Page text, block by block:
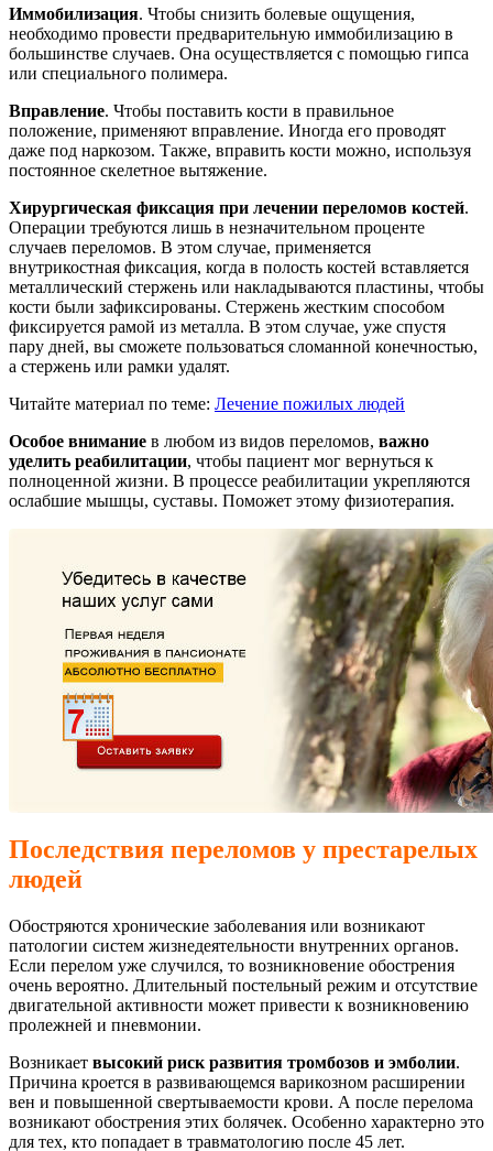
Иммобилизация. Чтобы снизить болевые ощущения,
необходимо провести предварительную иммобилизацию в
большинстве случаев. Она осуществляется с помощью гипса
или специального полимера.
Вправление. Чтобы поставить кости в правильное
положение, применяют вправление. Иногда его проводят
даже под наркозом. Также, вправить кости можно, используя
постоянное скелетное вытяжение.
Хирургическая фиксация при лечении переломов костей.
Операции требуются лишь в незначительном проценте
случаев переломов. В этом случае, применяется
внутрикостная фиксация, когда в полость костей вставляется
металлический стержень или накладываются пластины, чтобы
кости были зафиксированы. Стержень жестким способом
фиксируется рамой из металла. В этом случае, уже спустя
пару дней, вы сможете пользоваться сломанной конечностью,
а стержень или рамки удалят.
Читайте материал по теме: Лечение пожилых людей
Особое внимание в любом из видов переломов, важно
уделить реабилитации, чтобы пациент мог вернуться к
полноценной жизни. В процессе реабилитации укрепляются
ослабшие мышцы, суставы. Поможет этому физиотерапия.
Последствия переломов у престарелых
людей
Обостряются хронические заболевания или возникают
патологии систем жизнедеятельности внутренних органов.
Если перелом уже случился, то возникновение обострения
очень вероятно. Длительный постельный режим и отсутствие
двигательной активности может привести к возникновению
пролежней и пневмонии.
Возникает высокий риск развития тромбозов и эмболии.
Причина кроется в развивающемся варикозном расширении
вен и повышенной свертываемости крови. А после перелома
возникают обострения этих болячек. Особенно характерно это
для тех, кто попадает в травматологию после 45 лет.